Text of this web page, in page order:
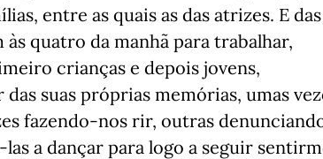
entre as quais as das atrizes. E das
quatro da manhã para trabalhar,
crianças e depois jovens,
suas próprias memórias, umas
fazendo-nos rir, outras
a dançar para logo a seguir